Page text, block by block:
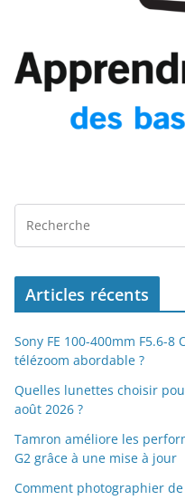
Articles récents
Sony FE 100-400mm F5.6-8
télézoom abordable ?
Quelles lunettes choisir
août 2026 ?
Tamron améliore les
G2 grâce à une mise à jour
Comment photographier